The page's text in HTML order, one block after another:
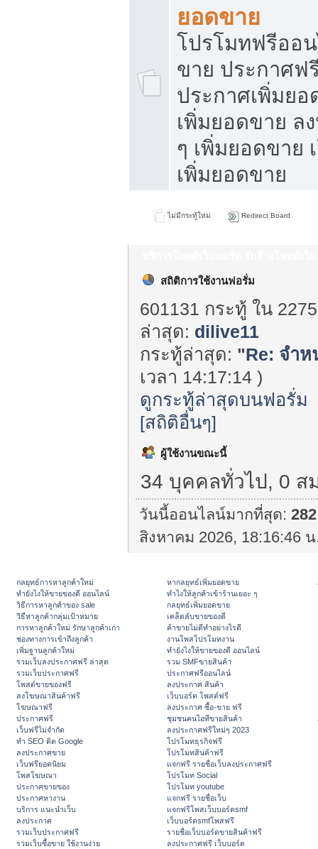
ยอดขาย
โปรโมทฟรีออ
ขาย ประกาศฟ
ประกาศเพิ่มย
เพิ่มยอดขาย ล
ๆ เพิ่มยอดขาย
เพิ่มยอดขาย
ไม่มีกระทู้ใหม่ Redirect Board
สถิติการใช้งานฟอรั่ม
601131 กระทู้ ใน
ล่าสุด: dilive11
กระทู้ล่าสุด: "Re: จำ
เวลา 14:17:14 )
ดูกระทู้ล่าสุดบนฟอรั่ม
[สถิติอื่นๆ]
ผู้ใช้งานขณะนี้
34 บุคคลทั่วไป, 0 ส
วันนี้ออนไลน์มากที่สุด:282
สิงหาคม 2026, 18:16:46
กลยุทธ์การหาลูกค้าใหม่
ทํายังไงให้ขายของดี ออนไลน์
วิธีการหาลูกค้าของ sale
วิธีหาลูกค้ากลุ่มเป้าหมาย
การหาลูกค้าใหม่ รักษาลูกค้าเก่า
ช่องทางการเข้าถึงลูกค้า
เพิ่มฐานลูกค้าใหม่
รวมเว็บลงประกาศฟรี ล่าสุด
รวมเว็บประกาศฟรี
โพสต์ขายของฟรี
ลงโฆษณาสินค้าฟรี
โฆษณาฟรี
ประกาศฟรี
เว็บฟรีไม่จำกัด
ทำ SEO ติด Google
ลงประกาศขาย
เว็บฟรียอดนิยม
โพสโฆษณา
ประกาศขายของ
ประกาศหางาน
บริการ แนะนำเว็บ
ลงประกาศ
รวมเว็บประกาศฟรี
รวมเว็บซื้อขาย ใช้งานง่าย
หากลยุทธ์เพิ่มยอดขาย
ทําไงให้ลูกค้าเข้าร้านเยอะ ๆ
กลยุทธ์เพิ่มยอดขาย
เคล็ดลับขายของดี
ค้าขายไม่ดีทำอย่างไรดี
งานโพสโปรโมทงาน
ทํายังไงให้ขายของดี ออนไลน์
รวม SMFขายสินค้า
ประกาศฟรีออนไลน์
ลงประกาศ สินค้า
เว็บบอร์ด โพสต์ฟรี
ลงประกาศ ซื้อ-ขาย ฟรี
ชุมชนคนไอทีขายสินค้า
ลงประกาศฟรีใหม่ๆ 2023
โปรโมทธุรกิจฟรี
โปรโมทสินค้าฟรี
แจกฟรี รายชื่อเว็บลงประกาศฟรี
โปรโมท Social
โปรโมท youtube
แจกฟรี รายชื่อเว็บ
แจกฟรีโพสเว็บบอร์ดsmf
เว็บบอร์ดsmfโพสฟรี
รายชื่อเว็บบอร์ดขายสินค้าฟรี
ลงประกาศฟรี เว็บบอร์ด